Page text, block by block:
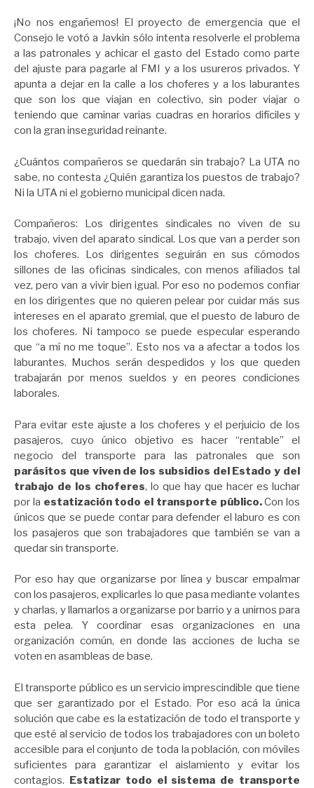
¡No nos engañemos! El proyecto de emergencia que el
Consejo le votó a Javkin sólo intenta resolverle el problema
a las patronales y achicar el gasto del Estado como parte
del ajuste para pagarle al FMI y a los usureros privados. Y
apunta a dejar en la calle a los choferes y a los laburantes
que son los que viajan en colectivo, sin poder viajar o
teniendo que caminar varias cuadras en horarios difíciles y
con la gran inseguridad reinante.
¿Cuántos compañeros se quedarán sin trabajo? La UTA no
sabe, no contesta ¿Quién garantiza los puestos de trabajo?
Ni la UTA ni el gobierno municipal dicen nada.
Compañeros: Los dirigentes sindicales no viven de su
trabajo, viven del aparato sindical. Los que van a perder son
los choferes. Los dirigentes seguirán en sus cómodos
sillones de las oficinas sindicales, con menos afiliados tal
vez, pero van a vivir bien igual. Por eso no podemos confiar
en los dirigentes que no quieren pelear por cuidar más sus
intereses en el aparato gremial, que el puesto de laburo de
los choferes. Ni tampoco se puede especular esperando
que “a mí no me toque”. Esto nos va a afectar a todos los
laburantes. Muchos serán despedidos y los que queden
trabajarán por menos sueldos y en peores condiciones
laborales.
Para evitar este ajuste a los choferes y el perjuicio de los
pasajeros, cuyo único objetivo es hacer “rentable” el
negocio del transporte para las patronales que son
parásitos que viven de los subsidios del Estado y del
trabajo de los choferes, lo que hay que hacer es luchar
por la estatización todo el transporte público.Con los
únicos que se puede contar para defender el laburo es con
los pasajeros que son trabajadores que también se van a
quedar sin transporte.
Por eso hay que organizarse por línea y buscar empalmar
con los pasajeros, explicarles lo que pasa mediante volantes
y charlas, y llamarlos a organizarse por barrio y a unirnos para
esta pelea. Y coordinar esas organizaciones en una
organización común, en donde las acciones de lucha se
voten en asambleas de base.
El transporte público es un servicio imprescindible que tiene
que ser garantizado por el Estado. Por eso acá la única
solución que cabe es la estatización de todo el transporte y
que esté al servicio de todos los trabajadores con un boleto
accesible para el conjunto de toda la población, con móviles
suficientes para garantizar el aislamiento y evitar los
contagios. Estatizar todo el sistema de transporte